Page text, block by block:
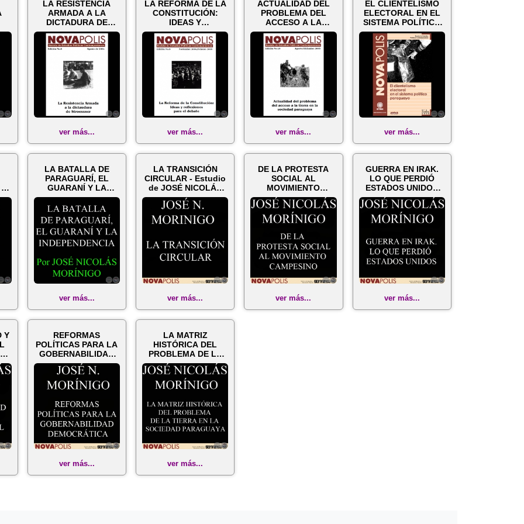
LA RESISTENCIA
ARMADA A LA
DICTADURA DE
STROESSNER, 2004 -
Direct...
ver más...
LA REFORMA DE LA
CONSTITUCIÓN:
IDEAS Y
REFLEXIONES PARA
EL DEBATE...
ver más...
ACTUALIDAD DEL
PROBLEMA DEL
ACCESO A LA
TIERRA EN LA
SOCIEDAD PAR...
ver más...
EL CLIENTELISMO
ELECTORAL EN EL
SISTEMA POLÍTICO
PARAGUAYO - Dire...
ver más...
O
LA BATALLA DE
PARAGUARÍ, EL
GUARANÍ Y LA
INDEPENDENCIA -
Por JOSÉ...
ver más...
LA TRANSICIÓN
CIRCULAR - Estudio
de JOSÉ NICOLÁS
MORINIGO
ver más...
DE LA PROTESTA
SOCIAL AL
MOVIMIENTO
CAMPESINO (JOSÉ
NICOLÁS MORIN...
ver más...
GUERRA EN IRAK.
LO QUE PERDIÓ
ESTADOS UNIDOS
(JOSÉ NICOLÁS
MORINI...
ver más...
Y
REFORMAS
POLÍTICAS PARA LA
GOBERNABILIDAD
DEMOCRÁTICA
(JOSÉ NICOL...
ver más...
LA MATRIZ
HISTÓRICA DEL
PROBLEMA DE LA
TIERRA EN LA
SOCIEDAD PARA...
ver más...